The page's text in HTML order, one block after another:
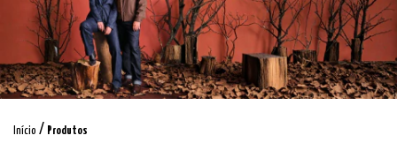
Início / Produtos